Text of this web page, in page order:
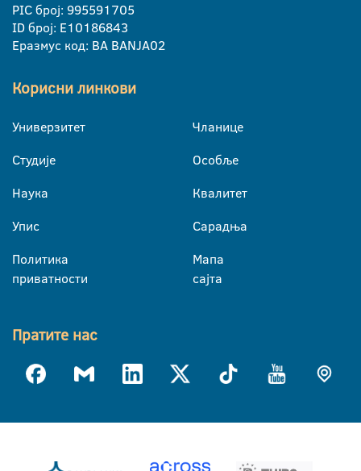
PIC број: 995591705
ID број: E10186843
Еразмус код: BA BANJA02
Корисни линкови
Универзитет
Студије
Наука
Упис
Политика
приватности
Чланице
Особље
Квалитет
Сарадња
Мапа
сајта
Пратите нас